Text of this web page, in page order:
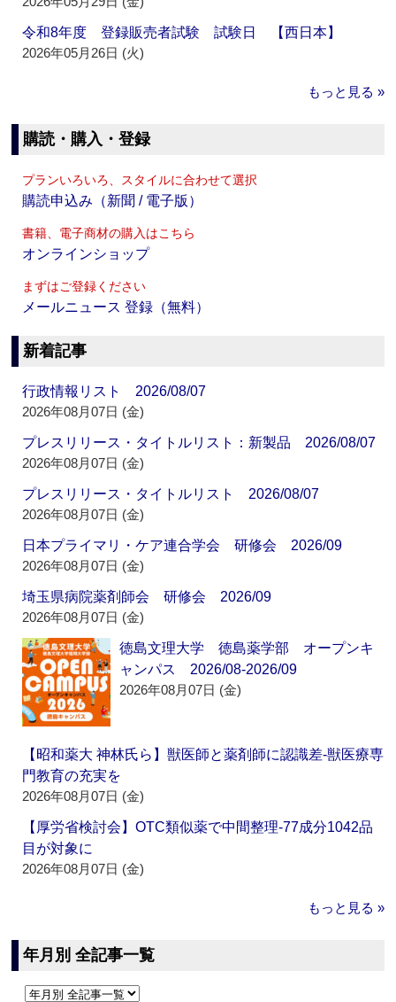
令和8年度 登録販売者試験 試験日 【西日本】
2026年05月26日 (火)
もっと見る »
購読・購入・登録
プランいろいろ、スタイルに合わせて選択
購読申込み（新聞 / 電子版）
書籍、電子商材の購入はこちら
オンラインショップ
まずはご登録ください
メールニュース 登録（無料）
新着記事
行政情報リスト 2026/08/07
2026年08月07日 (金)
プレスリリース・タイトルリスト：新製品 2026/08/07
2026年08月07日 (金)
プレスリリース・タイトルリスト 2026/08/07
2026年08月07日 (金)
日本プライマリ・ケア連合学会 研修会 2026/09
2026年08月07日 (金)
埼玉県病院薬剤師会 研修会 2026/09
2026年08月07日 (金)
徳島文理大学 徳島薬学部 オープンキ
ャンパス 2026/08-2026/09
2026年08月07日 (金)
【昭和薬大 神林氏ら】獣医師と薬剤師に認識差‐獣医療専
門教育の充実を
2026年08月07日 (金)
【厚労省検討会】OTC類似薬で中間整理‐77成分1042品
目が対象に
2026年08月07日 (金)
もっと見る »
年月別 全記事一覧